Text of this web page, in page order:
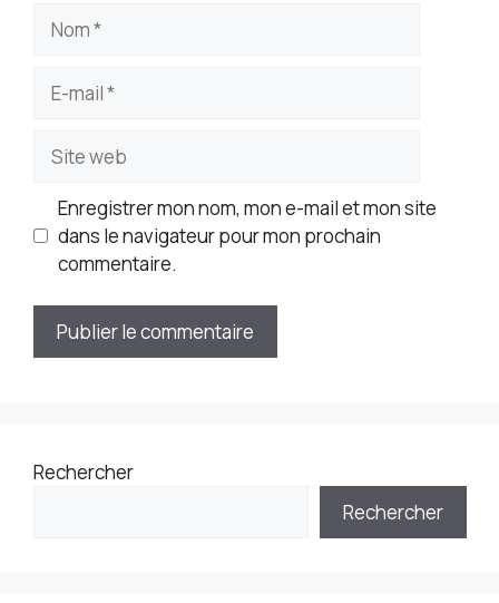
Nom
mail
Site
web
Enregistrer mon nom, mon e-mail et mon site
dans le navigateur pour mon prochain
commentaire.
Rechercher
Rechercher